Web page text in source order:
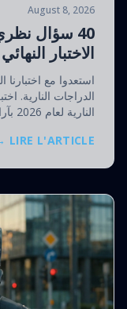
August 8, 2026
الاختبار
الدراجات النارية.
النارية لعام 2026 بآرائنا الخبيرة.
LIRE L'ARTICLE →